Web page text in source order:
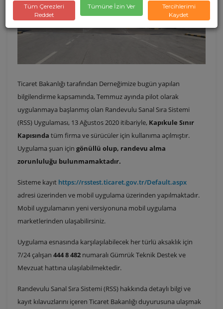
Ticaret Bakanlığı tarafından Derneğimize bugün yapılan
bilgilendirme kapsamında, Temmuz ayında pilot olarak
uygulanmaya başlanmış olan Randevulu Sanal Sıra Sistemi
(RSS) Uygulaması, 13 Ağustos 2020 itibariyle, Kapıkule Sınır
Kapısında tüm firma ve sürücüler için kullanıma açılmıştır.
Uygulama şuan için gönüllü olup, randevu alma
zorunluluğu bulunmamaktadır.
Sisteme kayıt https://rsstest.ticaret.gov.tr/Default.aspx
adresi üzerinden ve mobil uygulama üzerinden yapılmaktadır.
Mobil uygulamanın yeni versiyonuna mobil uygulama
marketlerinden ulaşabilirsiniz.
Uygulama esnasında karşılaşılabilecek her türlü aksaklık için
7/24 çalışan 444 8 482 numaralı Gümrük Teknik Destek ve
Mevzuat hattına ulaşılabilmektedir.
Randevulu Sanal Sıra Sistemi (RSS) hakkında detaylı bilgi ve
kayıt kılavuzlarını içeren Ticaret Bakanlığı duyurusuna ulaşmak
Tüm Çerezleri
Reddet
Tümüne İzin Ver
Tercihlerimi
Kaydet